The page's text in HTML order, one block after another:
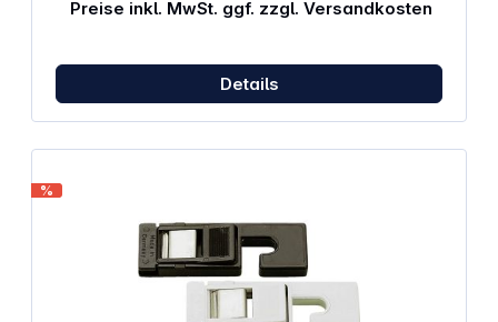
Preise inkl. MwSt. ggf. zzgl. Versandkosten
Details
%